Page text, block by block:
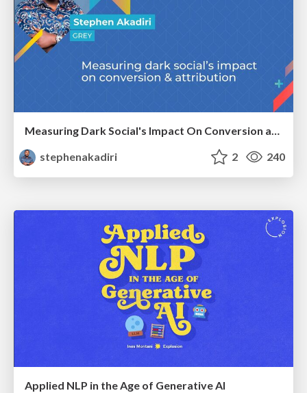
Measuring Dark Social's Impact On Conversion and Attribution
stephenakadiri
2 240
Applied NLP in the Age of Generative AI